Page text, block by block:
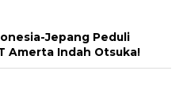
Jepang Peduli
Amerta Indah Otsuka!